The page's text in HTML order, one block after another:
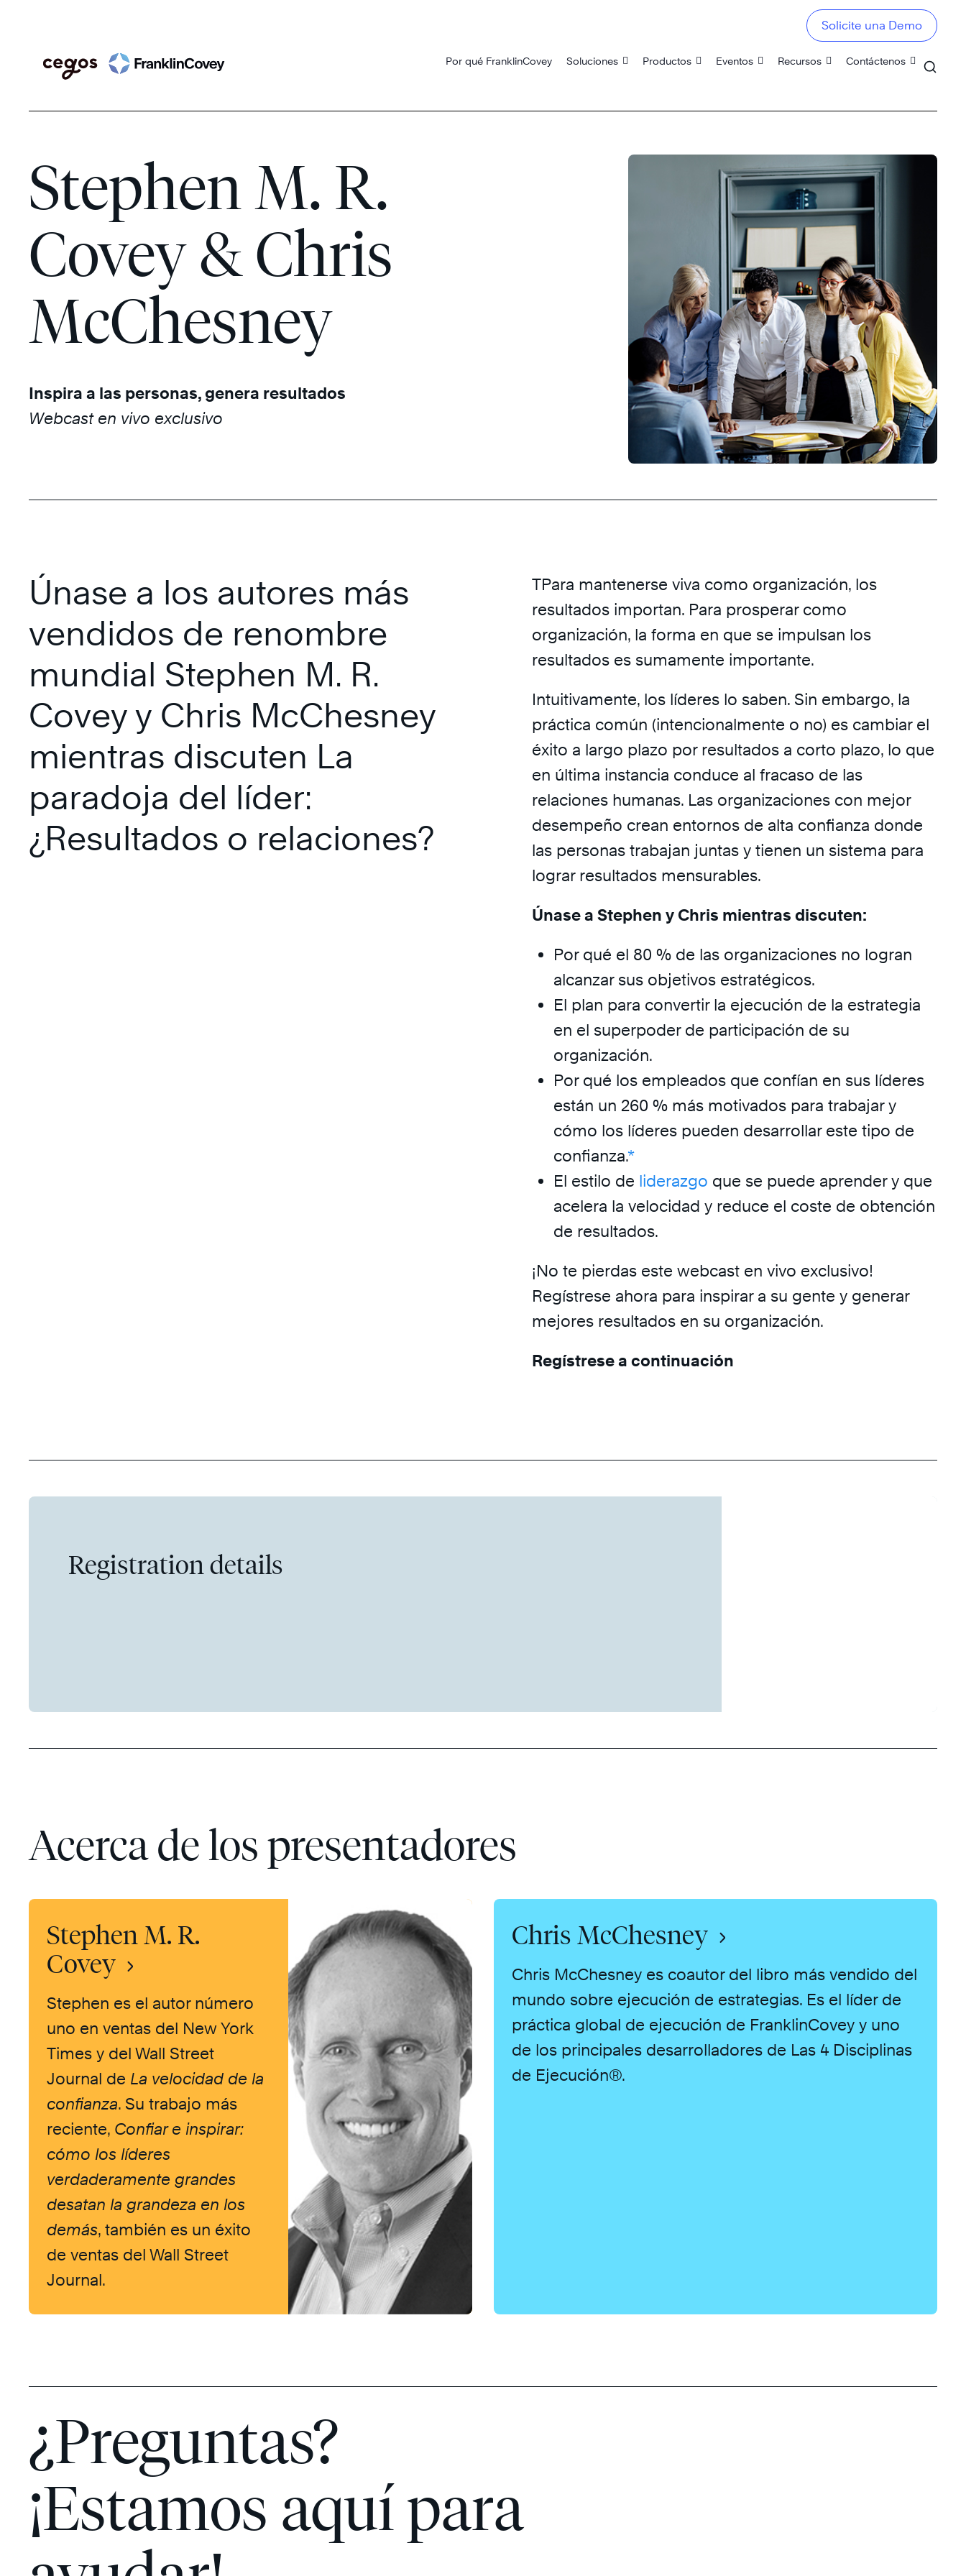
content
Por qué FranklinCovey Soluciones Productos Eventos Recursos Contáctenos
Solicite una Demo
Stephen M. R.
Covey & Chris
McChesney
Inspira a las personas, genera resultados
Webcast en vivo exclusivo
Únase a los autores más
vendidos de renombre
mundial Stephen M. R.
Covey y Chris McChesney
mientras discuten La
paradoja del líder:
¿Resultados o relaciones?
TPara mantenerse viva como organización, los
resultados importan. Para prosperar como
organización, la forma en que se impulsan los
resultados es sumamente importante.
Intuitivamente, los líderes lo saben. Sin embargo, la
práctica común (intencionalmente o no) es cambiar el
éxito a largo plazo por resultados a corto plazo, lo que
en última instancia conduce al fracaso de las
relaciones humanas. Las organizaciones con mejor
desempeño crean entornos de alta confianza donde
las personas trabajan juntas y tienen un sistema para
lograr resultados mensurables.
Únase a Stephen y Chris mientras discuten:
Por qué el 80 % de las organizaciones no logran
alcanzar sus objetivos estratégicos.
El plan para convertir la ejecución de la estrategia
en el superpoder de participación de su
organización.
Por qué los empleados que confían en sus líderes
están un 260 % ​​más motivados para trabajar y
cómo los líderes pueden desarrollar este tipo de
confianza.*
El estilo de liderazgo que se puede aprender y que
acelera la velocidad y reduce el coste de obtención
de resultados.
¡No te pierdas este webcast en vivo exclusivo!
Regístrese ahora para inspirar a su gente y generar
mejores resultados en su organización.
Regístrese a continuación
Registration details
Acerca de los presentadores
Stephen M. R.
Covey
Stephen es el autor número
uno en ventas del New York
Times y del Wall Street
Journal de La velocidad de la
confianza. Su trabajo más
reciente, Confiar e inspirar:
cómo los líderes
verdaderamente grandes
desatan la grandeza en los
demás, también es un éxito
de ventas del Wall Street
Journal.
Chris McChesney
Chris McChesney es coautor del libro más vendido del
mundo sobre ejecución de estrategias. Es el líder de
práctica global de ejecución de FranklinCovey y uno
de los principales desarrolladores de Las 4 Disciplinas
de Ejecución®.
¿Preguntas?
¡Estamos aquí para